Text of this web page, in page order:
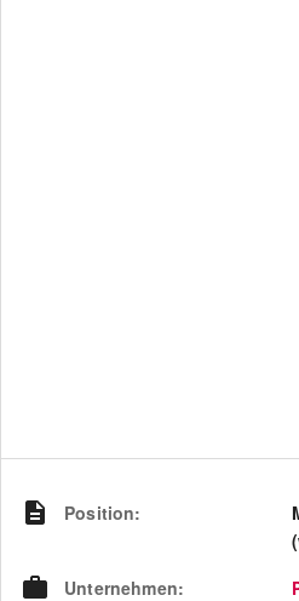
Position:
Unternehmen: